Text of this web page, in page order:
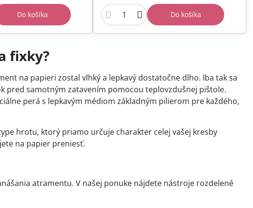
Do košíka Do košíka
fixky?
na papieri zostal vlhký a lepkavý dostatočne dlho. Iba tak sa
pred samotným zatavením pomocou teplovzdušnej pištole.
perá s lepkavým médiom základným pilierom pre každého,
hrotu, ktorý priamo určuje charakter celej vašej kresby
na papier preniesť.
atramentu. V našej ponuke nájdete nástroje rozdelené